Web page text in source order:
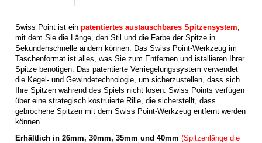
Swiss Point ist ein patentiertes austauschbares Spitzensystem
mit dem Sie die Länge, den Stil und die Farbe der Spitze in
Sekundenschnelle ändern können. Das Swiss Point-Werkzeug im
Taschenformat ist alles, was Sie zum Entfernen und istallieren Ihrer
Spitze benötigen. Das patentierte Verriegelungssystem verwendet
die Kegel- und Gewindetechnologie, um sicherzustellen, dass sich
Ihre Spitzen während des Spiels nicht lösen. Swiss Points verfügen
über eine strategisch kostruierte Rille, die sicherstellt, dass
gebrochene Spitzen mit dem Swiss Point-Werkzeug entfernt werden
können.
Erhältlich in 26mm, 30mm, 35mm und 40mm (Spitzenlänge die